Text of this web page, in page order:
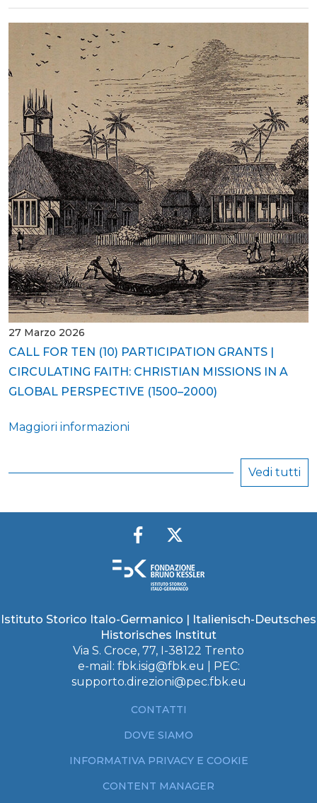
27 Marzo 2026
CALL FOR TEN (10) PARTICIPATION GRANTS |
CIRCULATING FAITH: CHRISTIAN MISSIONS IN A
GLOBAL PERSPECTIVE (1500–2000)
Maggiori informazioni
Vedi tutti
Istituto Storico Italo-Germanico | Italienisch-Deutsches
Historisches Institut
Via S. Croce, 77, I-38122 Trento
e-mail: fbk.isig@fbk.eu | PEC:
supporto.direzioni@pec.fbk.eu
CONTATTI
DOVE SIAMO
INFORMATIVA PRIVACY E COOKIE
CONTENT MANAGER